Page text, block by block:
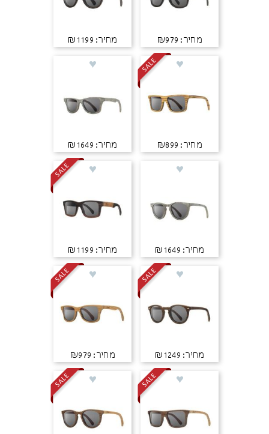
מחיר: ₪979 מחיר: ₪1199
מחיר: ₪899 מחיר: ₪1649
מחיר: ₪1649 מחיר: ₪1199
מחיר: ₪1249 מחיר: ₪979